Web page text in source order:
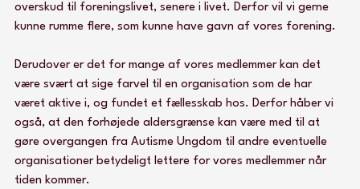
overskud til foreningslivet, senere i livet. Derfor vil vi gerne
kunne rumme flere, som kunne have gavn af vores forening.
Derudover er det for mange af vores medlemmer kan det
være svært at sige farvel til en organisation som de har
været aktive i, og fundet et fællesskab hos. Derfor håber vi
også, at den forhøjede aldersgrænse kan være med til at
gøre overgangen fra Autisme Ungdom til andre eventuelle
organisationer betydeligt lettere for vores medlemmer når
tiden kommer.